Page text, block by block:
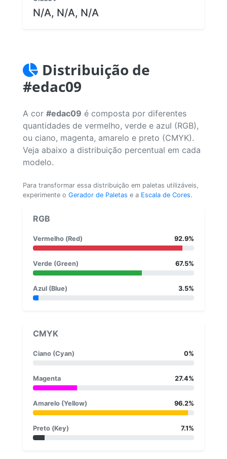
N/A, N/A, N/A
Distribuição de
#edac09
A cor #edac09 é composta por diferentes
quantidades de vermelho, verde e azul (RGB),
ou ciano, magenta, amarelo e preto (CMYK).
Veja abaixo a distribuição percentual em cada
modelo.
Para transformar essa distribuição em paletas utilizáveis,
experimente o Gerador de Paletas e a Escala de Cores.
RGB
Vermelho (Red) 92.9%
Verde (Green) 67.5%
Azul (Blue) 3.5%
CMYK
Ciano (Cyan) 0%
Magenta 27.4%
Amarelo (Yellow) 96.2%
Preto (Key) 7.1%